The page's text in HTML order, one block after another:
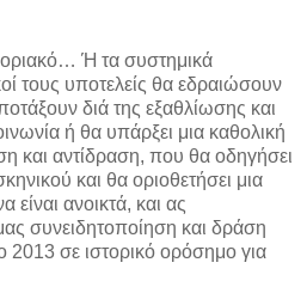
Ή τα συστημικά
τους υποτελείς θα εδραιώσουν
διά της εξαθλίωσης και
ή θα υπάρξει μια καθολική
και αντίδραση, που θα οδηγήσει
και θα οριοθετήσει μια
ανοικτά, και ας
συνειδητοποίηση και δράση
2013 σε ιστορικό ορόσημο για